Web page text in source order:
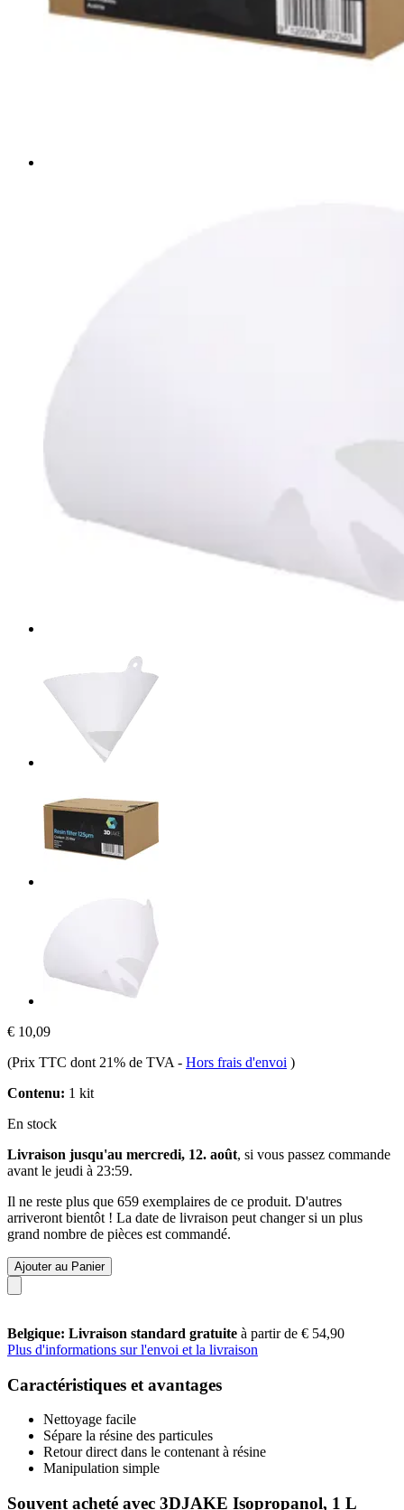
€ 10,09
(Prix TTC dont 21% de TVA - Hors frais d'envoi )
Contenu: 1 kit
En stock
Livraison jusqu'au mercredi, 12. août, si vous passez commande
avant le jeudi à 23:59.
Il ne reste plus que 659 exemplaires de ce produit. D'autres
arriveront bientôt ! La date de livraison peut changer si un plus
grand nombre de pièces est commandé.
Ajouter au Panier
Belgique: Livraison standard gratuite à partir de € 54,90
Plus d'informations sur l'envoi et la livraison
Caractéristiques et avantages
Nettoyage facile
Sépare la résine des particules
Retour direct dans le contenant à résine
Manipulation simple
Souvent acheté avec 3DJAKE Isopropanol, 1 L